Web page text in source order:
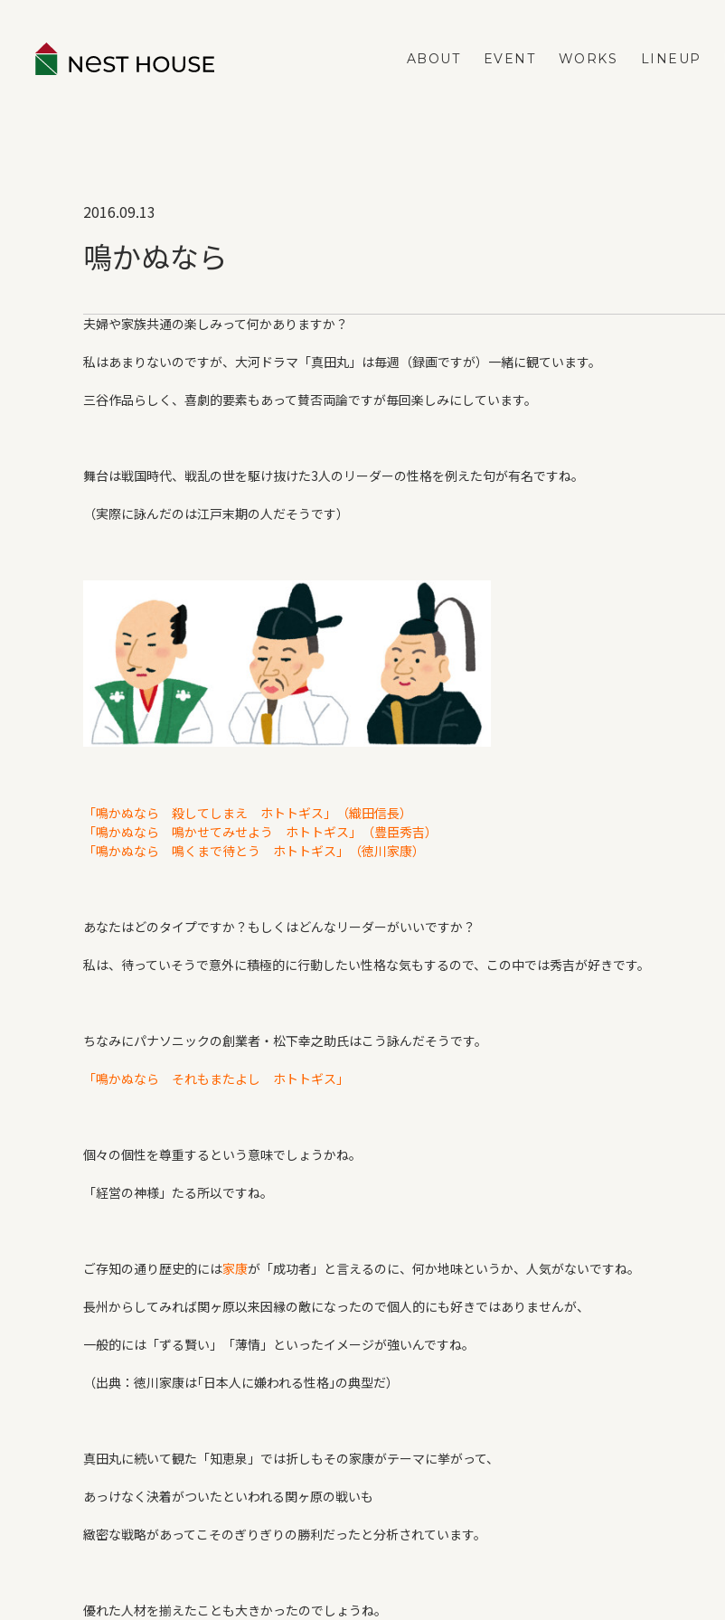
ABOUT EVENT WORKS LINEUP
構造のこと
ネストハウスのデザイン
保証とアフター
よくある質問
ESTATE
BLOG
2016.09.13
鳴かぬなら
夫婦や家族共通の楽しみって何かありますか？
私はあまりないのですが、大河ドラマ「真田丸 」は毎週（録画ですが）一緒に観ています。
三谷作品らしく、喜劇的要素もあって賛否両論ですが毎回楽しみにしています。
舞台は戦国時代、戦乱の世を駆け抜けた3人のリーダーの性格を例えた句が有名ですね。
（実際に詠んだのは江戸末期の人だそうです）
「鳴かぬなら 殺してしまえ ホトトギス」（織田信長）
「鳴かぬなら 鳴かせてみせよう ホトトギス」（豊臣秀吉）
「鳴かぬなら 鳴くまで待とう ホトトギス」（徳川家康）
あなたはどのタイプですか？もしくはどんなリーダーがいいですか？
私は、待っていそうで意外に積極的に行動したい性格な気もするので、この中では秀吉が好きです。
ちなみにパナソニックの創業者・松下幸之助氏はこう詠んだそうです。
「鳴かぬなら それもまたよし ホトトギス」
個々の個性を尊重するという意味でしょうかね。
「経営の神様」たる所以ですね。
ご存知の通り歴史的には家康が「成功者」と言えるのに、何か地味というか、人気がないですね。
長州からしてみれば関ヶ原以来因縁の敵になったので個人的にも好きではありませんが、
一般的には「ずる賢い」「薄情」といったイメージが強いんですね。
（出典： 徳川家康は｢日本人に嫌われる性格｣の典型だ）
真田丸に続いて観た「知恵泉 」では折しもその家康がテーマに挙がって、
あっけなく決着がついたといわれる関ヶ原の戦いも
緻密な戦略があってこそのぎりぎりの勝利だったと分析されています。
優れた人材を揃えたことも大きかったのでしょうね。